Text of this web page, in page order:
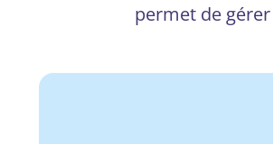
permet de